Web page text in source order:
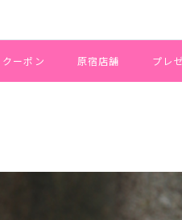
クーポン 原宿店舗 プレ